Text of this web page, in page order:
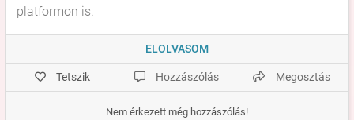
platformon is.
ELOLVASOM
Tetszik Hozzászólás Megosztás
Nem érkezett még hozzászólás!